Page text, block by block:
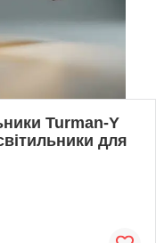
Turman-Y
для